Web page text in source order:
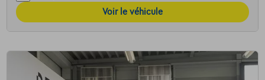
Voir le véhicule